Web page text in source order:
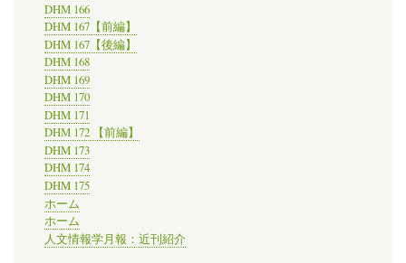
DHM 166
DHM 167【前編】
DHM 167【後編】
DHM 168
DHM 169
DHM 170
DHM 171
DHM 172 【前編】
DHM 173
DHM 174
DHM 175
ホーム
ホーム
人文情報学月報：近刊紹介